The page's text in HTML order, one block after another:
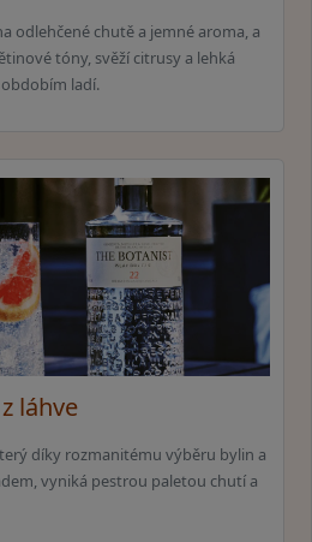
odlehčené chutě a jemné aroma, a
tóny, svěží citrusy a lehká
ladí.
láhve
díky rozmanitému výběru bylin a
vyniká pestrou paletou chutí a